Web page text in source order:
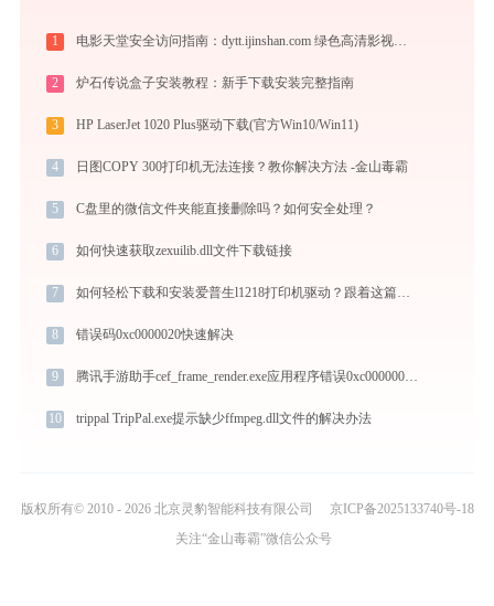
1 电影天堂安全访问指南：dytt.ijinshan.com 绿色高清影视资源获取秘籍
2 炉石传说盒子安装教程：新手下载安装完整指南
3 HP LaserJet 1020 Plus驱动下载(官方Win10/Win11)
4 日图COPY 300打印机无法连接？教你解决方法 -金山毒霸
5 C盘里的微信文件夹能直接删除吗？如何安全处理？
6 如何快速获取zexuilib.dll文件下载链接
7 如何轻松下载和安装爱普生l1218打印机驱动？跟着这篇指南走
8 错误码0xc0000020快速解决
9 腾讯手游助手cef_frame_render.exe应用程序错误0xc0000005解决方法
10 trippal TripPal.exe提示缺少ffmpeg.dll文件的解决办法
版权所有© 2010 - 2026 北京灵豹智能科技有限公司
京ICP备2025133740号-18
关注“金山毒霸”微信公众号